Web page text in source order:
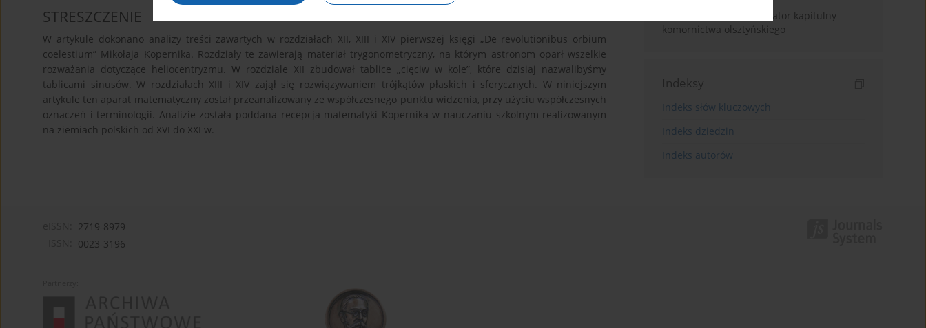
STRESZCZENIE
W artykule dokonano analizy treści zawartych w rozdziałach XII, XIII i XIV pierwszej księgi „De revolutionibus orbium
coelestium” Mikołaja Kopernika. Rozdziały te zawierają materiał trygonometryczny, na którym astronom oparł wszelkie
rozważania dotyczące heliocentryzmu. W rozdziale XII zbudował tablice „cięciw w kole”, które dzisiaj nazwalibyśmy
tablicami sinusów. W rozdziałach XIII i XIV zajął się rozwiązywaniem trójkątów płaskich i sferycznych. W niniejszym
artykule ten aparat matematyczny został przeanalizowany ze współczesnego punktu widzenia, przy użyciu współczesnych
oznaczeń i terminologii. Analizie została poddana recepcja matematyki Kopernika w nauczaniu szkolnym realizowanym
na ziemiach polskich od XVI do XXI w.
Kopernik jako administrator kapitulny
komornictwa olsztyńskiego
Indeksy
Indeks słów kluczowych
Indeks dziedzin
Indeks autorów
2719-8979
0023-3196